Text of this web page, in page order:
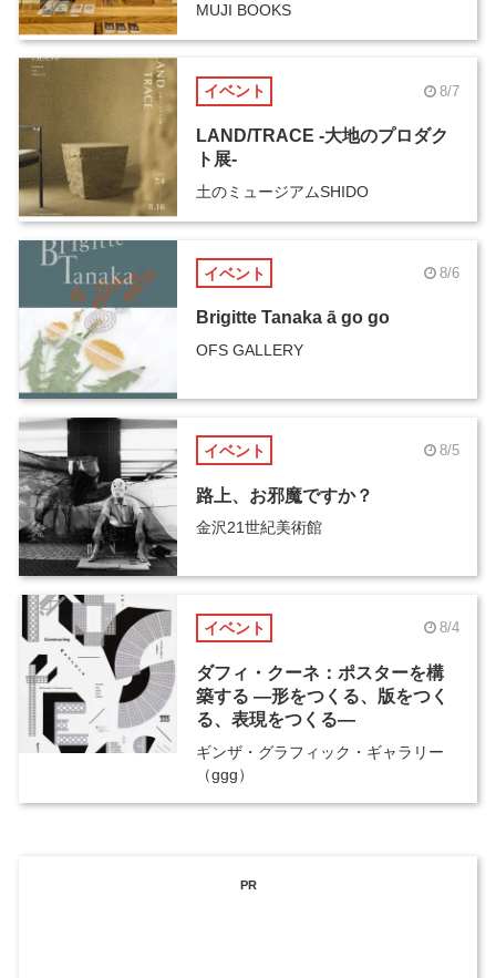
MUJI BOOKS
イベント 8/7
LAND/TRACE -大地のプロダク
ト展-
土のミュージアムSHIDO
イベント 8/6
Brigitte Tanaka ā go go
OFS GALLERY
イベント 8/5
路上、お邪魔ですか？
金沢21世紀美術館
イベント 8/4
ダフィ・クーネ：ポスターを構
築する ―形をつくる、版をつく
る、表現をつくる―
ギンザ・グラフィック・ギャラリー
（ggg）
PR